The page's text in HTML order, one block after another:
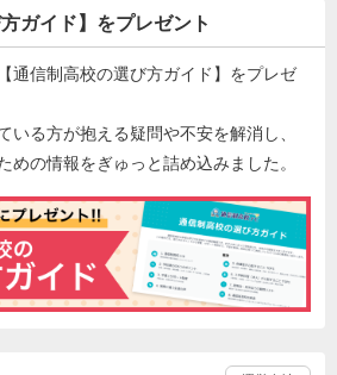
ガイド】をプレゼント
通信制高校の選び方ガイド】をプレゼ
いる方が抱える疑問や不安を解消し、
めの情報をぎゅっと詰め込みました。